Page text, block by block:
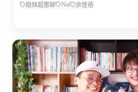
姐妹超惠聊 Nia 余佳蓓